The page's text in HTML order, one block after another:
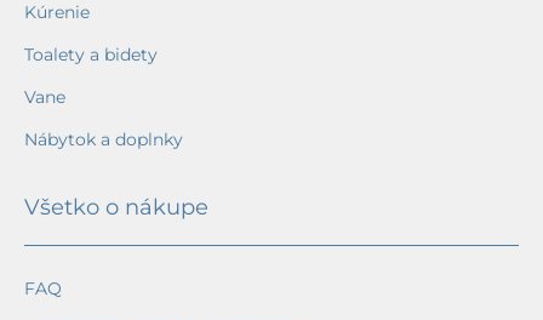
Kúrenie
Toalety a bidety
Vane
Nábytok a doplnky
Všetko o nákupe
FAQ